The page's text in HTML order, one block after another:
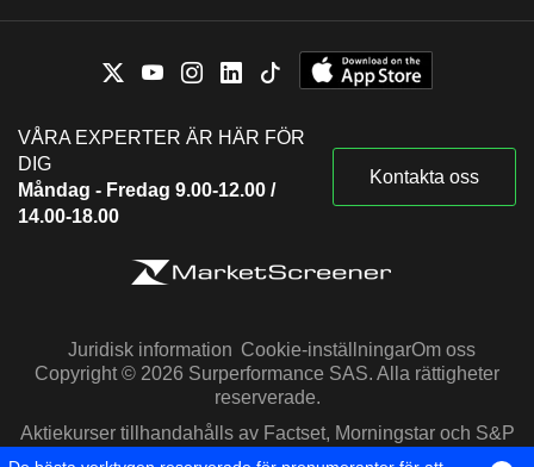
VÅRA EXPERTER ÄR HÄR FÖR
DIG
Måndag - Fredag 9.00-12.00 /
14.00-18.00
Kontakta oss
Juridisk information Cookie-inställningarOm oss
Copyright © 2026 Surperformance SAS. Alla rättigheter
reserverade.
Aktiekurser tillhandahålls av Factset, Morningstar och S&P
Capital IQ